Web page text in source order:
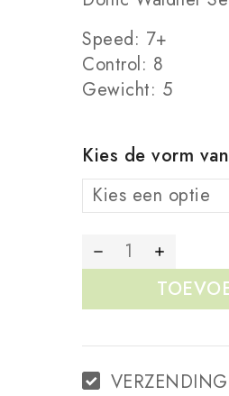
Speed: 7+
Control: 8
Gewicht: 5
Kies de vorm